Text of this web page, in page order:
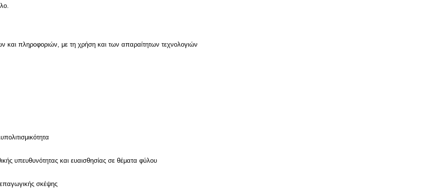
και πληροφοριών, με τη χρήση και των απαραίτητων τεχνολογιών
υπευθυνότητας και ευαισθησίας σε θέματα φύλου
σκέψης